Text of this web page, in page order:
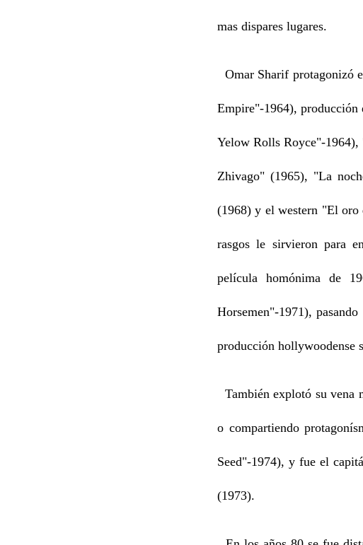
mas dispares lugares.
Omar Sharif protagonizó
Empire"-1964), producción
Yelow Rolls Royce"-
Zhivago" (1965), "La
(1968) y el western "El oro
rasgos le sirvieron para
película homónima de
Horsemen"-1971),
producción hollywoodense
También explotó su vena
o compartiendo
Seed"-1974), y fue el
(1973).